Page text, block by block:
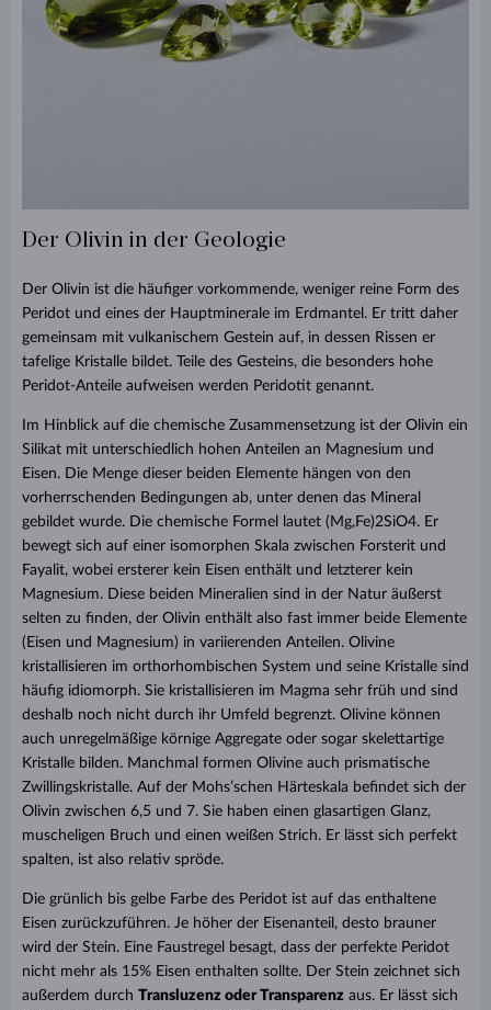
Der Olivin in der Geologie
Der Olivin ist die häufiger vorkommende, weniger reine Form des
Peridot und eines der Hauptminerale im Erdmantel. Er tritt daher
gemeinsam mit vulkanischem Gestein auf, in dessen Rissen er
tafelige Kristalle bildet. Teile des Gesteins, die besonders hohe
Peridot-Anteile aufweisen werden Peridotit genannt.
Im Hinblick auf die chemische Zusammensetzung ist der Olivin ein
Silikat mit unterschiedlich hohen Anteilen an Magnesium und
Eisen. Die Menge dieser beiden Elemente hängen von den
vorherrschenden Bedingungen ab, unter denen das Mineral
gebildet wurde. Die chemische Formel lautet (Mg,Fe)2SiO4. Er
bewegt sich auf einer isomorphen Skala zwischen Forsterit und
Fayalit, wobei ersterer kein Eisen enthält und letzterer kein
Magnesium. Diese beiden Mineralien sind in der Natur äußerst
selten zu finden, der Olivin enthält also fast immer beide Elemente
(Eisen und Magnesium) in variierenden Anteilen. Olivine
kristallisieren im orthorhombischen System und seine Kristalle sind
häufig idiomorph. Sie kristallisieren im Magma sehr früh und sind
deshalb noch nicht durch ihr Umfeld begrenzt. Olivine können
auch unregelmäßige körnige Aggregate oder sogar skelettartige
Kristalle bilden. Manchmal formen Olivine auch prismatische
Zwillingskristalle. Auf der Mohs’schen Härteskala befindet sich der
Olivin zwischen 6,5 und 7. Sie haben einen glasartigen Glanz,
muscheligen Bruch und einen weißen Strich. Er lässt sich perfekt
spalten, ist also relativ spröde.
Die grünlich bis gelbe Farbe des Peridot ist auf das enthaltene
Eisen zurückzuführen. Je höher der Eisenanteil, desto brauner
wird der Stein. Eine Faustregel besagt, dass der perfekte Peridot
nicht mehr als 15% Eisen enthalten sollte. Der Stein zeichnet sich
außerdem durch Transluzenz oder Transparenz aus. Er lässt sich